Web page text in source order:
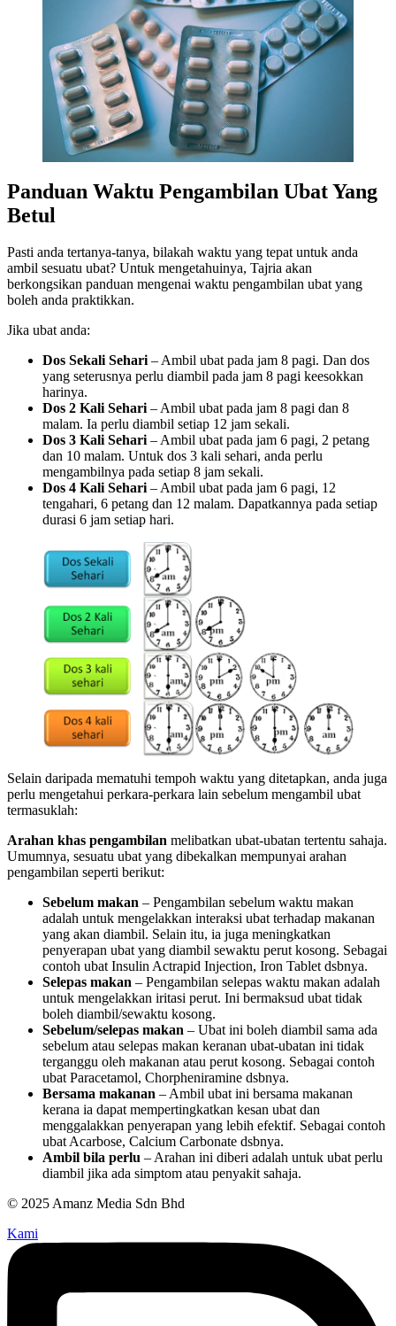
Panduan Waktu Pengambilan Ubat Yang
Betul
Pasti anda tertanya-tanya, bilakah waktu yang tepat untuk anda
ambil sesuatu ubat? Untuk mengetahuinya, Tajria akan
berkongsikan panduan mengenai waktu pengambilan ubat yang
boleh anda praktikkan.
Jika ubat anda:
Dos Sekali Sehari– Ambil ubat pada jam 8 pagi. Dan dos
yang seterusnya perlu diambil pada jam 8 pagi keesokkan
harinya.
Dos 2 Kali Sehari– Ambil ubat pada jam 8 pagi dan 8
malam. Ia perlu diambil setiap 12 jam sekali.
Dos 3 Kali Sehari– Ambil ubat pada jam 6 pagi, 2 petang
dan 10 malam. Untuk dos 3 kali sehari, anda perlu
mengambilnya pada setiap 8 jam sekali.
Dos 4 Kali Sehari– Ambil ubat pada jam 6 pagi, 12
tengahari, 6 petang dan 12 malam. Dapatkannya pada setiap
durasi 6 jam setiap hari.
Selain daripada mematuhi tempoh waktu yang ditetapkan, anda juga
perlu mengetahui perkara-perkara lain sebelum mengambil ubat
termasuklah:
Arahan khas pengambilan melibatkan ubat-ubatan tertentu sahaja.
Umumnya, sesuatu ubat yang dibekalkan mempunyai arahan
pengambilan seperti berikut:
Sebelum makan – Pengambilan sebelum waktu makan
adalah untuk mengelakkan interaksi ubat terhadap makanan
yang akan diambil. Selain itu, ia juga meningkatkan
penyerapan ubat yang diambil sewaktu perut kosong. Sebagai
contoh ubat Insulin Actrapid Injection, Iron Tablet dsbnya.
Selepas makan – Pengambilan selepas waktu makan adalah
untuk mengelakkan iritasi perut. Ini bermaksud ubat tidak
boleh diambil/sewaktu kosong.
Sebelum/selepas makan – Ubat ini boleh diambil sama ada
sebelum atau selepas makan keranan ubat-ubatan ini tidak
terganggu oleh makanan atau perut kosong. Sebagai contoh
ubat Paracetamol, Chorpheniramine dsbnya.
Bersama makanan – Ambil ubat ini bersama makanan
kerana ia dapat mempertingkatkan kesan ubat dan
menggalakkan penyerapan yang lebih efektif. Sebagai contoh
ubat Acarbose, Calcium Carbonate dsbnya.
Ambil bila perlu – Arahan ini diberi adalah untuk ubat perlu
diambil jika ada simptom atau penyakit sahaja.
© 2025 Amanz Media Sdn Bhd
Kami